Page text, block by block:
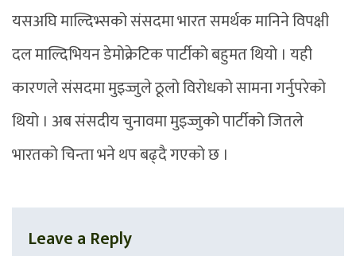
यसअघि माल्दिभ्सको संसदमा भारत समर्थक मानिने विपक्षी
दल माल्दिभियन डेमोक्रेटिक पार्टीको बहुमत थियो । यही
कारणले संसदमा मुइज्जुले ठूलो विरोधको सामना गर्नुपरेको
थियो । अब संसदीय चुनावमा मुइज्जुको पार्टीको जितले
भारतको चिन्ता भने थप बढ्दै गएको छ ।
Leave a Reply